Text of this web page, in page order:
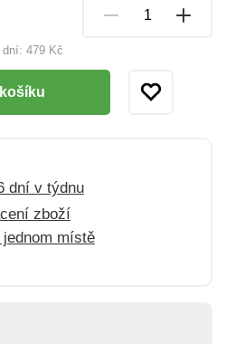
dní: 479 Kč
dní v týdnu
zboží
místě